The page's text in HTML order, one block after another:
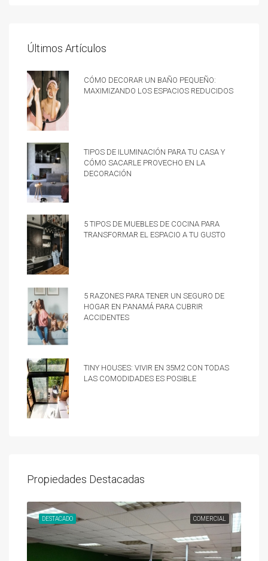
Últimos Artículos
Cómo decorar un baño pequeño:
Maximizando los espacios reducidos
Tipos de iluminación para tu casa y
cómo sacarle provecho en la
decoración
5 tipos de muebles de cocina para
transformar el espacio a tu gusto
5 razones para tener un Seguro de
hogar en Panamá para cubrir
accidentes
Tiny Houses: vivir en 35m2 con todas
las comodidades es posible
Propiedades Destacadas
COMERCIAL
DESTACADO